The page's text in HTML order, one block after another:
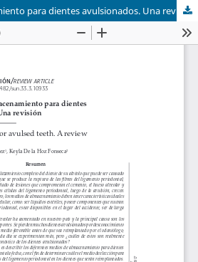
para dientes avulsionados. Una revisión.